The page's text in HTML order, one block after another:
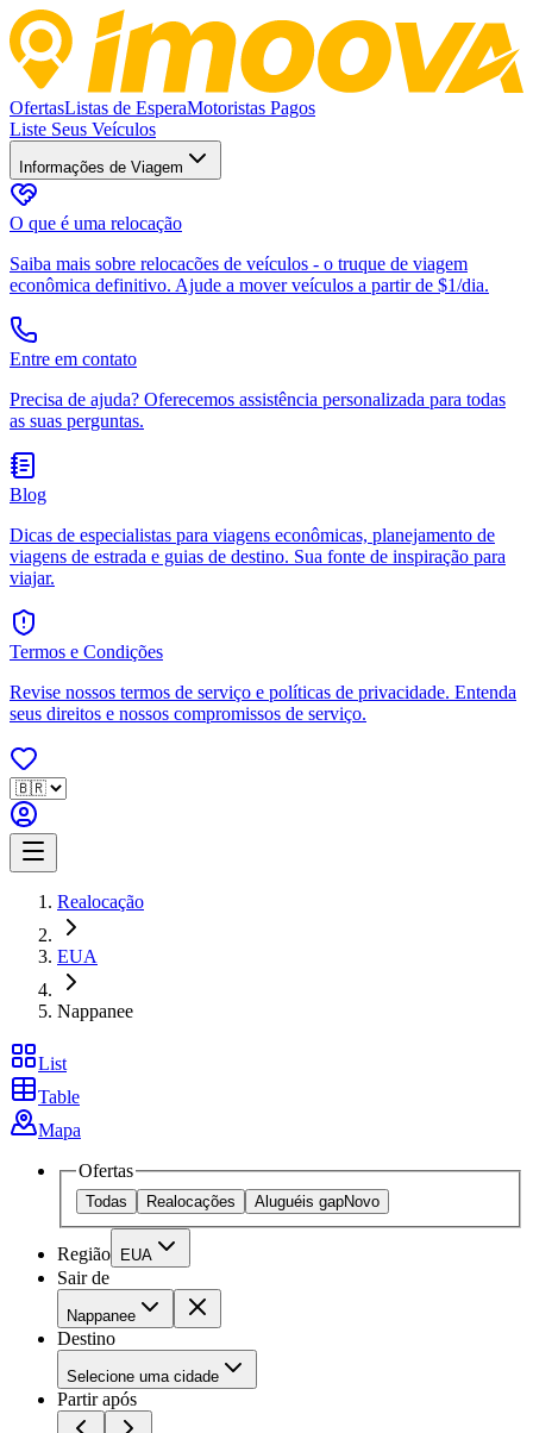
OfertasListas de EsperaMotoristas Pagos
Liste Seus Veículos
Informações de Viagem
O que é uma relocação
Saiba mais sobre relocacões de veículos - o truque de viagem
econômica definitivo. Ajude a mover veículos a partir de $1/dia.
Entre em contato
Precisa de ajuda? Oferecemos assistência personalizada para todas
as suas perguntas.
Blog
Dicas de especialistas para viagens econômicas, planejamento de
viagens de estrada e guias de destino. Sua fonte de inspiração para
viajar.
Termos e Condições
Revise nossos termos de serviço e políticas de privacidade. Entenda
seus direitos e nossos compromissos de serviço.
Realocação
EUA
Nappanee
List
Table
Mapa
Ofertas
Todas Realocações Aluguéis gapNovo
Região EUA
Sair de
Nappanee
Destino
Selecione uma cidade
Partir após